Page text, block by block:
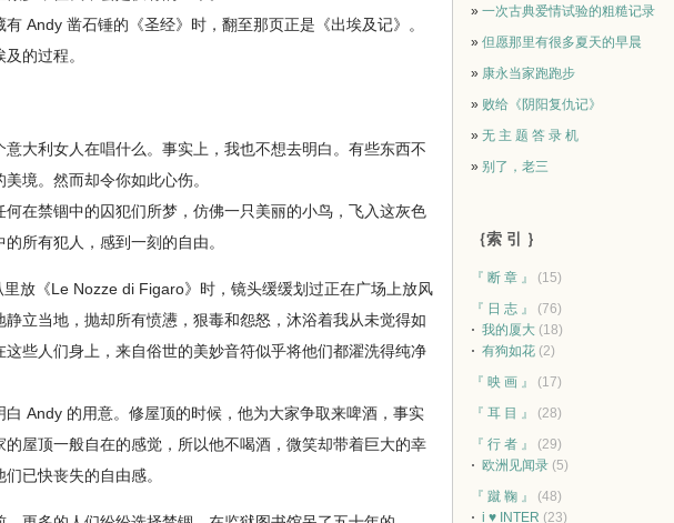
凿石锤的《圣经》时，翻至那页正是《出埃及记》。
的过程。
利女人在唱什么。事实上，我也不想去明白。有些东西不
境。然而却令你如此心伤。
禁锢中的囚犯们所梦，仿佛一只美丽的小鸟，飞入这灰色
所有犯人，感到一刻的自由。
《Le Nozze di Figaro》时，镜头缓缓划过正在广场上放风
立当地，抛却所有愤懑，狠毒和怨怒，沐浴着我从未觉得如
些人们身上，来自俗世的美妙音符似乎将他们都濯洗得纯净
的用意。修屋顶的时候，他为大家争取来啤酒，事实
屋顶一般自在的感觉，所以他不喝酒，微笑却带着巨大的幸
已快丧失的自由感。
» 一次古典爱情试验的粗糙记录
» 但愿那里有很多夏天的早晨
» 康永当家跑跑步
» 败给《阴阳复仇记》
» 无 主 题 答 录 机
» 别了，老三
｛索 引 ｝
『 断 章 』
(15)
『 日 志 』
(76)
我的厦大 (18)
有狗如花 (2)
『 映 画 』
(17)
『 耳 目 』
(28)
『 行 者 』
(29)
欧洲见闻录 (5)
『 蹴 鞠 』
(48)
i ♥ INTER (23)